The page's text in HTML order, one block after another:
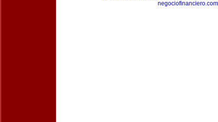
negociofinanciero.com